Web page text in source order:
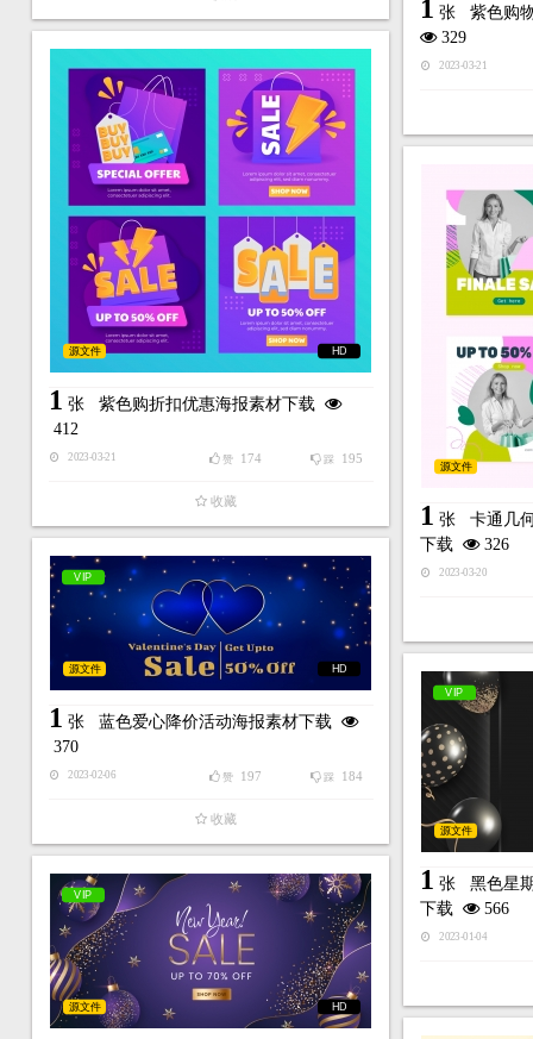
1 张 紫色购
329
2023-03-21
HD
源文件
1 张 紫色购折扣优惠海报素材下载
412
2023-03-21 踩 195
赞 174
收藏
源文件
1 张 卡通几
下载
326
2023-03-20
VIP
HD
源文件
1 张 蓝色爱心降价活动海报素材下载
370
2023-02-06 踩 184
赞 197
收藏
VIP
源文件
1 张 黑色星
下载
566
2023-01-04
VIP
HD
源文件